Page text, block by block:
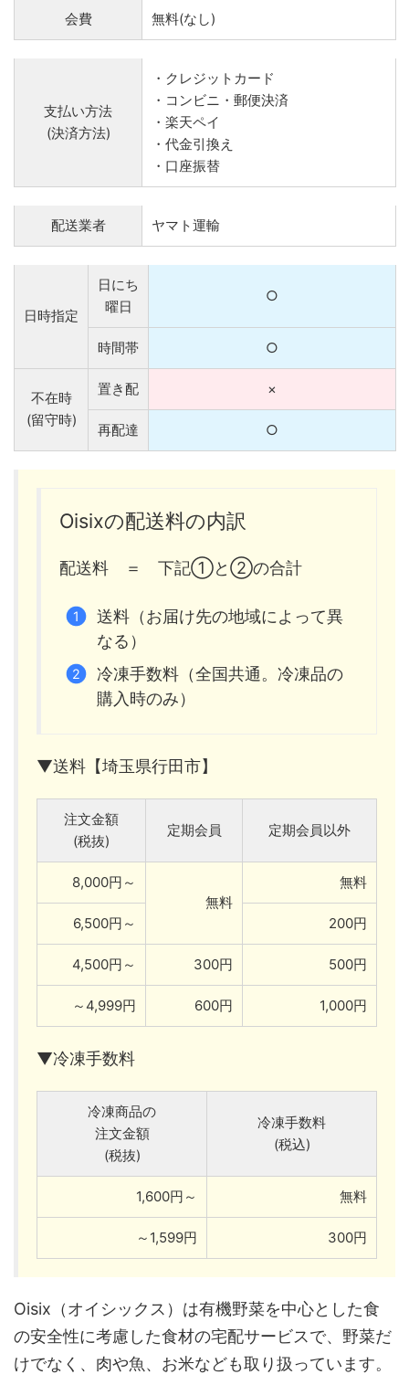
会費 無料(なし)
支払い方法
(決済方法)
・クレジットカード
・コンビニ・郵便決済
・楽天ペイ
・代金引換え
・口座振替
配送業者 ヤマト運輸
日時指定
日にち
曜日
○
時間帯 ○
不在時
(留守時)
置き配 ×
再配達 ○
Oisixの配送料の内訳
配送料 ＝ 下記①と②の合計
送料（お届け先の地域によって異
なる）
冷凍手数料（全国共通。冷凍品の
購入時のみ）
▼送料【埼玉県行田市】
注文金額
(税抜)
定期会員 定期会員以外
8,000円～
無料
無料
6,500円～ 200円
4,500円～ 300円 500円
～4,999円 600円 1,000円
▼冷凍手数料
冷凍商品の
注文金額
(税抜)
冷凍手数料
(税込)
1,600円～ 無料
～1,599円 300円
Oisix（オイシックス）は有機野菜を中心とした食
の安全性に考慮した食材の宅配サービスで、野菜だ
けでなく、肉や魚、お米なども取り扱っています。